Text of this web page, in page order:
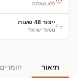
ללא שאלות
ייצור 48 שעות
מפעל ישראלי
תיאור חומרים